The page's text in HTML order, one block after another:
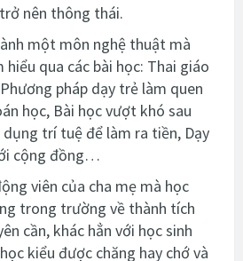
nên thông thái.
một môn nghệ thuật mà
qua các bài học: Thai giáo
pháp dạy trẻ làm quen
học, Bài học vượt khó sau
trí tuệ để làm ra tiền, Dạy
cộng đồng…
viên của cha mẹ mà học
trong trường về thành tích
cần, khác hẳn với học sinh
kiểu được chăng hay chớ và